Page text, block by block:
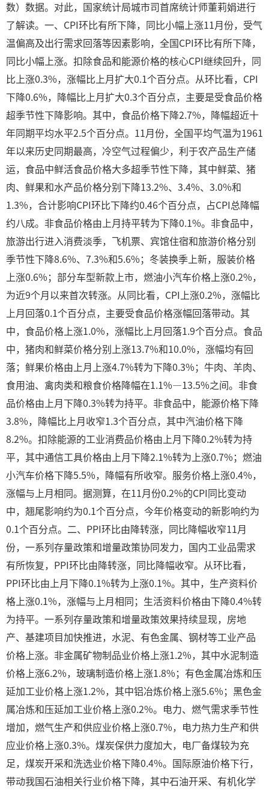
数）数据。对此，国家统计局城市司首席统计师董莉娟进行
了解读。一、CPI环比有所下降，同比小幅上涨11月份，受气
温偏高及出行需求回落等因素影响，全国CPI环比有所下降，
同比小幅上涨。扣除食品和能源价格的核心CPI继续回升，同
比上涨0.3%，涨幅比上月扩大0.1个百分点。从环比看，CPI
下降0.6%，降幅比上月扩大0.3个百分点，主要是受食品价格
超季节性下降影响。其中，食品价格下降2.7%，降幅超近十
年同期平均水平2.5个百分点。11月份，全国平均气温为1961
年以来历史同期最高，冷空气过程偏少，利于农产品生产储
运，食品中鲜活食品价格大多超季节性下降，其中鲜菜、猪
肉、鲜果和水产品价格分别下降13.2%、3.4%、3.0%和
1.3%，合计影响CPI环比下降约0.46个百分点，占CPI总降幅
约八成。非食品价格由上月持平转为下降0.1%。非食品中，
旅游出行进入消费淡季，飞机票、宾馆住宿和旅游价格分别
季节性下降8.6%、7.3%和5.6%；冬装换季上新，服装价格
上涨0.6%；部分车型新款上市，燃油小汽车价格上涨0.2%，
为近9个月以来首次转涨。从同比看，CPI上涨0.2%，涨幅比
上月回落0.1个百分点，主要受食品价格涨幅回落带动。其
中，食品价格上涨1.0%，涨幅比上月回落1.9个百分点。食品
中，猪肉和鲜菜价格分别上涨13.7%和10.0%，涨幅均有回
落；鲜果价格由上月上涨4.7%转为下降0.3%；牛肉、羊肉、
食用油、禽肉类和粮食价格降幅在1.1%—13.5%之间。非食
品价格由上月下降0.3%转为持平。非食品中，能源价格下降
3.8%，降幅比上月收窄1.3个百分点，其中汽油价格下降
8.2%。扣除能源的工业消费品价格由上月下降0.2%转为持
平，其中通信工具价格由上月下降2.1%转为上涨0.7%；燃油
小汽车价格下降5.5%，降幅有所收窄。服务价格上涨0.4%，
涨幅与上月相同。据测算，在11月份0.2%的CPI同比变动
中，翘尾影响约为0.1个百分点，今年价格变动的新影响约为
0.1个百分点。二、PPI环比由降转涨，同比降幅收窄11月
份，一系列存量政策和增量政策协同发力，国内工业品需求
有所恢复，PPI环比由降转涨，同比降幅收窄。从环比看，
PPI环比由上月下降0.1%转为上涨0.1%。其中，生产资料价
格上涨0.1%，涨幅与上月相同；生活资料价格由下降0.4%转
为持平。一系列存量政策和增量政策效果持续显现，房地
产、基建项目加快推进，水泥、有色金属、钢材等工业产品
价格上涨。非金属矿物制品业价格上涨1.2%，其中水泥制造
价格上涨6.2%，玻璃制造价格上涨1.8%；有色金属冶炼和压
延加工业价格上涨1.2%，其中铝冶炼价格上涨5.6%；黑色金
属冶炼和压延加工业价格上涨0.2%。电力、燃气需求季节性
增加，燃气生产和供应业价格上涨0.7%，电力热力生产和供
应业价格上涨0.3%。煤炭保供力度加大，电厂备煤较为充
足，煤炭开采和洗选业价格下降0.4%。国际原油价格下行，
带动我国石油相关行业价格下降，其中石油开采、有机化学